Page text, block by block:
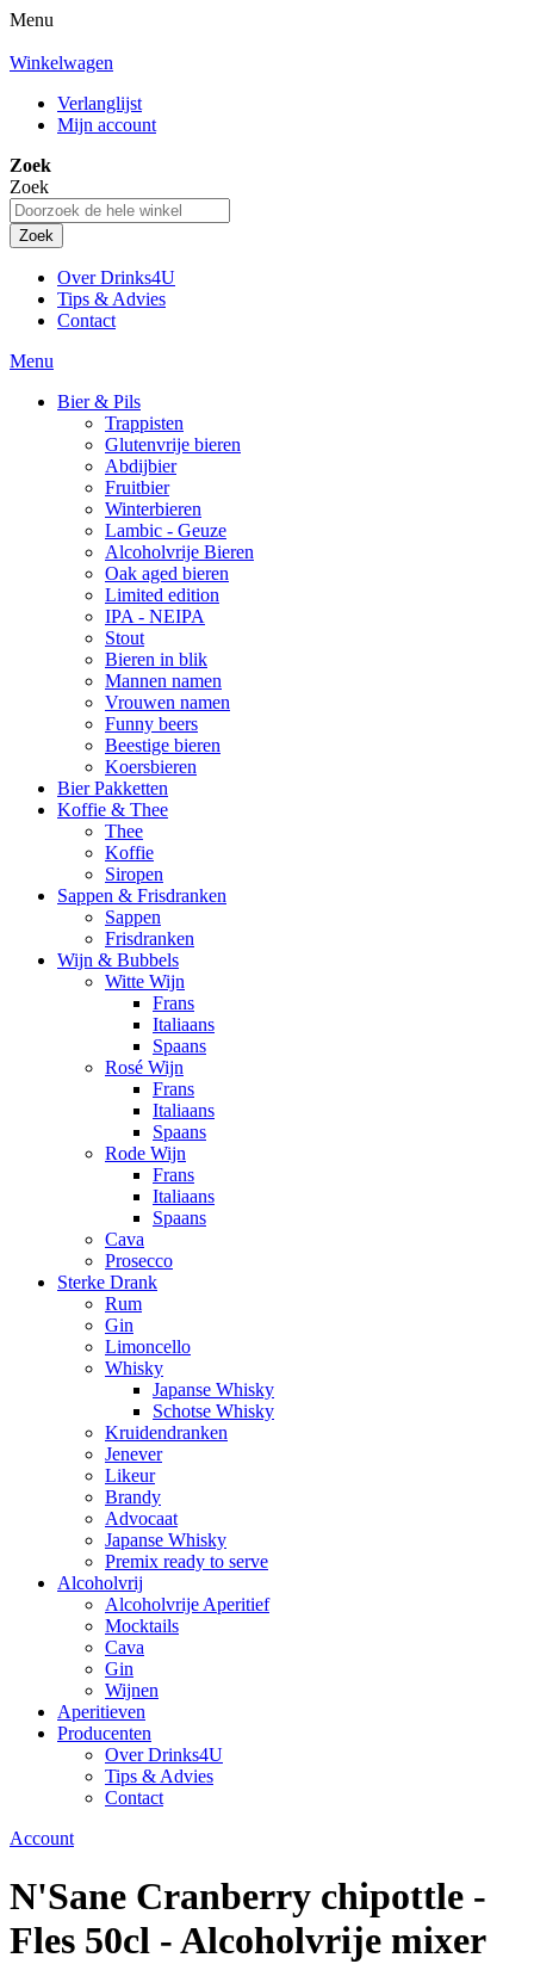
Menu
Winkelwagen
Verlanglijst
Mijn account
Zoek
Zoek
Zoek
Over Drinks4U
Tips & Advies
Contact
Menu
Bier & Pils
Trappisten
Glutenvrije bieren
Abdijbier
Fruitbier
Winterbieren
Lambic - Geuze
Alcoholvrije Bieren
Oak aged bieren
Limited edition
IPA - NEIPA
Stout
Bieren in blik
Mannen namen
Vrouwen namen
Funny beers
Beestige bieren
Koersbieren
Bier Pakketten
Koffie & Thee
Thee
Koffie
Siropen
Sappen & Frisdranken
Sappen
Frisdranken
Wijn & Bubbels
Witte Wijn
Frans
Italiaans
Spaans
Rosé Wijn
Frans
Italiaans
Spaans
Rode Wijn
Frans
Italiaans
Spaans
Cava
Prosecco
Sterke Drank
Rum
Gin
Limoncello
Whisky
Japanse Whisky
Schotse Whisky
Kruidendranken
Jenever
Likeur
Brandy
Advocaat
Japanse Whisky
Premix ready to serve
Alcoholvrij
Alcoholvrije Aperitief
Mocktails
Cava
Gin
Wijnen
Aperitieven
Producenten
Over Drinks4U
Tips & Advies
Contact
Account
N'Sane Cranberry chipottle -
Fles 50cl - Alcoholvrije mixer